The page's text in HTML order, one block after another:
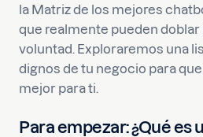
la Matriz de los mejores
que realmente pueden doblar
voluntad. Exploraremos una
dignos de tu negocio para
mejor para ti.
Para empezar: ¿Qué es